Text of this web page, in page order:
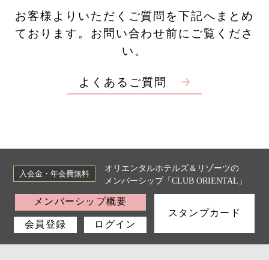
お客様よりいただくご質問を下記へまとめ
ております。お問い合わせ前にご覧くださ
い。
よくあるご質問
入会金・年会費無料
オリエンタルホテルズ＆リゾーツの
メンバーシップ「CLUB ORIENTAL」
メンバーシップ概要
会員登録 ログイン
スタンプカード